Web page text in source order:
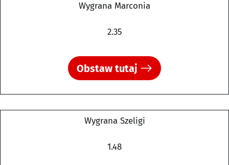
Wygrana Marconia
2.35
Obstaw tutaj
Wygrana Szeligi
1.48